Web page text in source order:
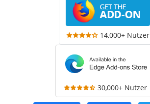
14,000+ Nutzer
30,000+ Nutzer